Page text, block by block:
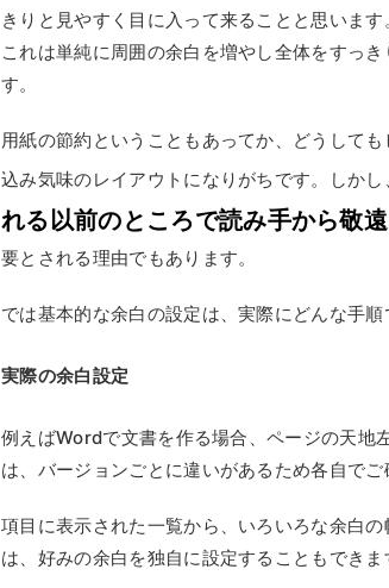
きりと見やすく目に入って来ることと思います
これは単純に周囲の余白を増やし全体をすっ
す。
用紙の節約ということもあってか、どうして
込み気味のレイアウトになりがちです。しかし
れる以前のところで読み手から敬
要とされる理由でもあります。
では基本的な余白の設定は、実際にどんな手
実際の余白設定
例えばWordで文書を作る場合、ページの天地
は、バージョンごとに違いがあるため各自でご
項目に表示された一覧から、いろいろな余白
は、好みの余白を独自に設定することもできま